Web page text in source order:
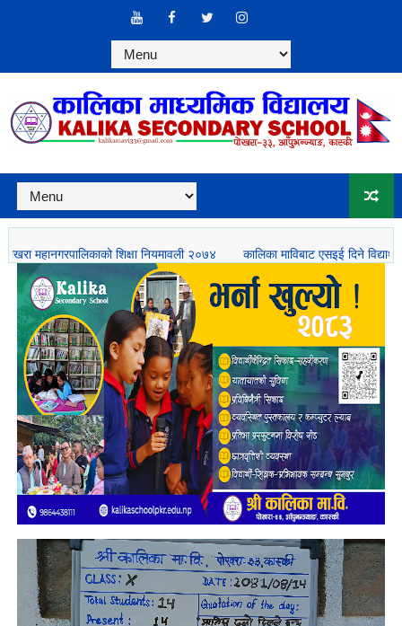
शिक्षा नियमावली २०७४ कालिका माविबाट एसइई दिने विद्यार्थीलाई